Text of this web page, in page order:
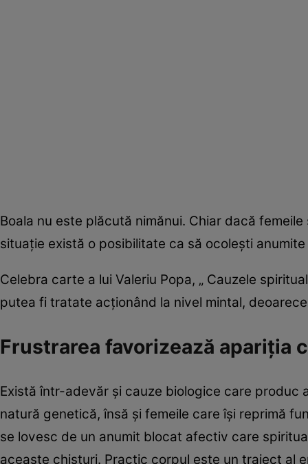
Boala nu este plăcută nimănui. Chiar dacă
situaţie există o posibilitate ca să ocoleşti
Celebra carte a lui Valeriu Popa, „ Cauzele
putea fi tratate acţionând la nivel mintal,
Frustrarea favorizează apariţia
Există într-adevăr şi cauze biologice care produc
natură genetică, însă şi femeile care îşi reprimă
se lovesc de un anumit blocat afectiv care
aceaste chisturi. Practic corpul este un traiect al